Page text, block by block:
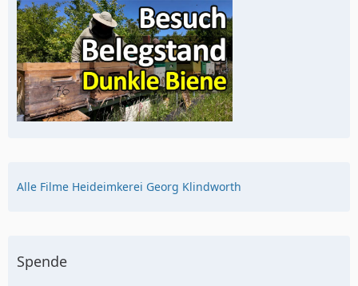
Alle Filme Heideimkerei Georg Klindworth
Spende